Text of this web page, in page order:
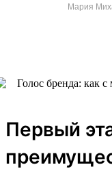
Мария
Первый